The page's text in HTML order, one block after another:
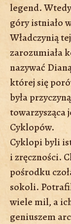
legend.
góry istniało
Władczynią
zarozumiała
nazywać
której się
była
towarzysząca
Cyklopów.
Cyklopi byli
i zręczności.
pośrodku
sokoli.
wiele mil, a ich
geniuszem